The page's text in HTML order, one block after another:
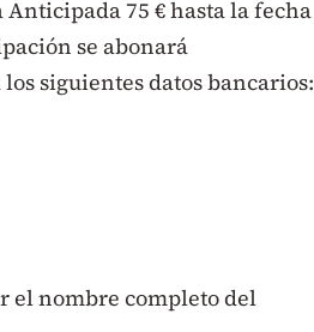
Anticipada 75 € hasta la fecha
se abonará
siguientes datos bancarios:
el nombre completo del